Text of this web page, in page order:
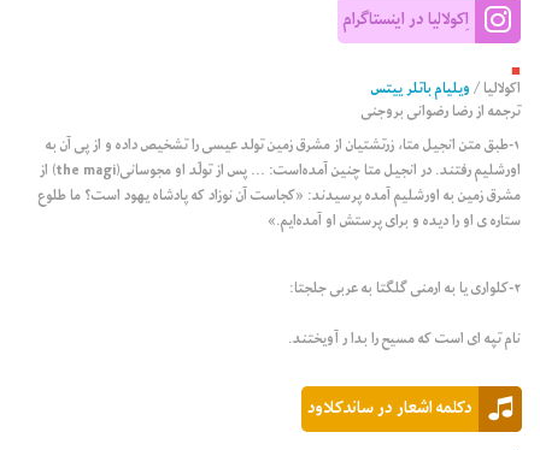
اِکولالیا در اینستاگرام
■
اکولالیا/ویلیام باتلر ییتس
ترجمه ازرضا رضوانی بروجنی
۱-طبق متن انجیل متا، زرتشتیان از مشرق زمین تولد عیسی را تشخیص داده و از پی آن به
اورشلیم رفتند. در انجیل متا چنین آمده‌است: ... پس از تولّد او مجوسانی(the magi) از
مشرق زمین به اورشلیم آمده پرسیدند: «کجاست آن نوزاد که پادشاه یهود است؟ ما طلوع
ستاره ی او را دیده و برای پرستش او آمده‌ایم.»
۲-کلواری یا به ارمنی گلگتا به عربی جلجتا:
نام تپه ای است که مسیح را بدا ر آویختند.
دکلمه اشعار در ساندکلاود